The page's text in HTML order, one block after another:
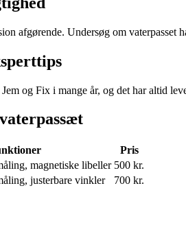
afgørende. Undersøg om
Jem og Fix i mange år, og det har altid
Pris
magnetiske libeller 500 kr.
justerbare vinkler 700 kr.